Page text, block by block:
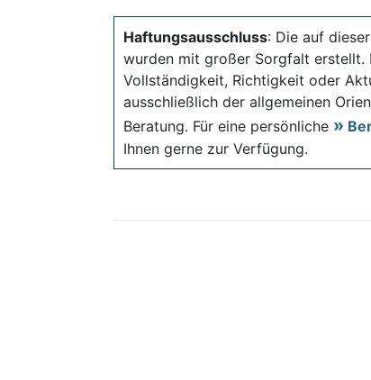
Haftungsausschluss: Die auf
wurden mit großer Sorgfalt erstellt.
Vollständigkeit, Richtigkeit oder
ausschließlich der allgemeinen
Beratung. Für eine persönliche
Ihnen gerne zur Verfügung.